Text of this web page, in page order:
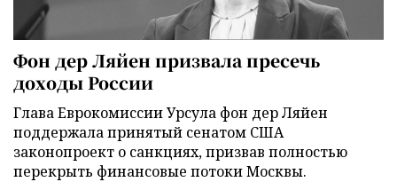
Фон дер Ляйен призвала пресечь
доходы России
Глава Еврокомиссии Урсула фон дер Ляйен
поддержала принятый сенатом США
законопроект о санкциях, призвав полностью
перекрыть финансовые потоки Москвы.